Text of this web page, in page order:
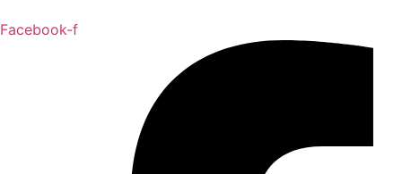
Facebook-f